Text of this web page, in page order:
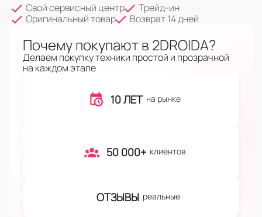
Свой сервисный центр
Трейд-ин
Оригинальный товар
Возврат 14 дней
Почему покупают в 2DROIDA?
Делаем покупку техники простой и прозрачной
на каждом этапе
10 ЛЕТ на рынке
50 000+ клиентов
ОТЗЫВЫ реальные